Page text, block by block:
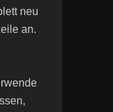
neu
an.